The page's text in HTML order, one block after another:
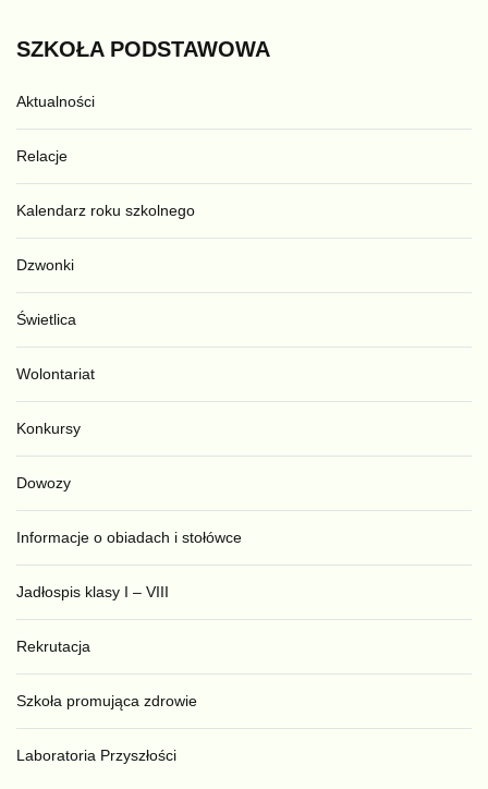
SZKOŁA PODSTAWOWA
Aktualności
Relacje
Kalendarz roku szkolnego
Dzwonki
Świetlica
Wolontariat
Konkursy
Dowozy
Informacje o obiadach i stołówce
Jadłospis klasy I – VIII
Rekrutacja
Szkoła promująca zdrowie
Laboratoria Przyszłości